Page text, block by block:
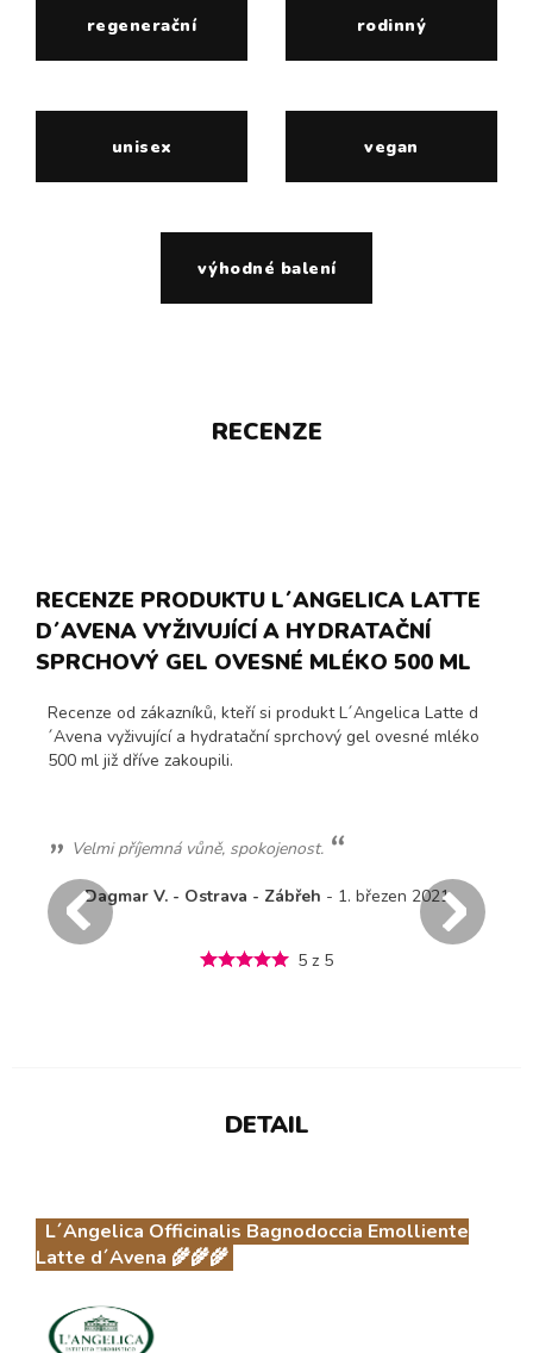
regenerační rodinný
unisex vegan
výhodné balení
RECENZE
RECENZE PRODUKTU L´ANGELICA LATTE
D´AVENA VYŽIVUJÍCÍ A HYDRATAČNÍ
SPRCHOVÝ GEL OVESNÉ MLÉKO 500 ML
Recenze od zákazníků, kteří si produkt L´Angelica Latte d
´Avena vyživující a hydratační sprchový gel ovesné mléko
500 ml již dříve zakoupili.
Velmi příjemná vůně, spokojenost.
5 z 5
Dagmar V. - Ostrava - Zábřeh - 1. březen 2021
DETAIL
L´Angelica Officinalis Bagnodoccia Emolliente
Latte d´Avena 🌾🌾🌾